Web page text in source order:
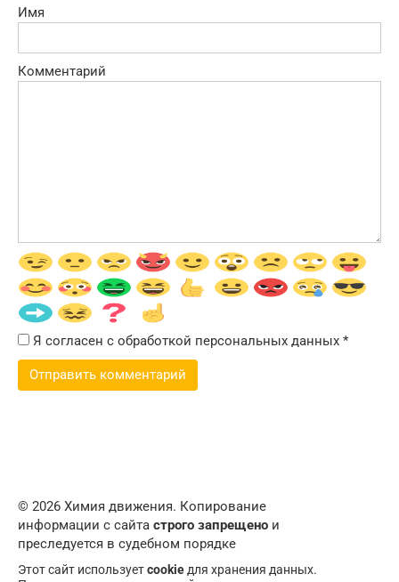
Имя
Комментарий
Я согласен с обработкой персональных данных *
© 2026 Химия движения. Копирование
информации с сайта строго запрещено и
преследуется в судебном порядке
Этот сайт используетcookie для хранения данных.